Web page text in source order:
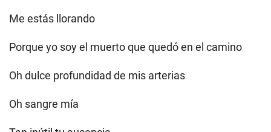
Me estás llorando
Porque yo soy el muerto que quedó en el camino
Oh dulce profundidad de mis arterias
Oh sangre mía